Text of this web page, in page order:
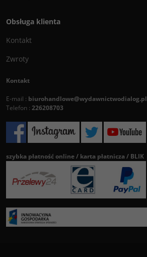
Obsługa klienta
Kontakt
Zwroty
Kontakt
E-mail : biurohandlowe@wydawnictwodialog.pl
Telefon : 226208703
szybka płatność online / karta płatnicza / BLIK